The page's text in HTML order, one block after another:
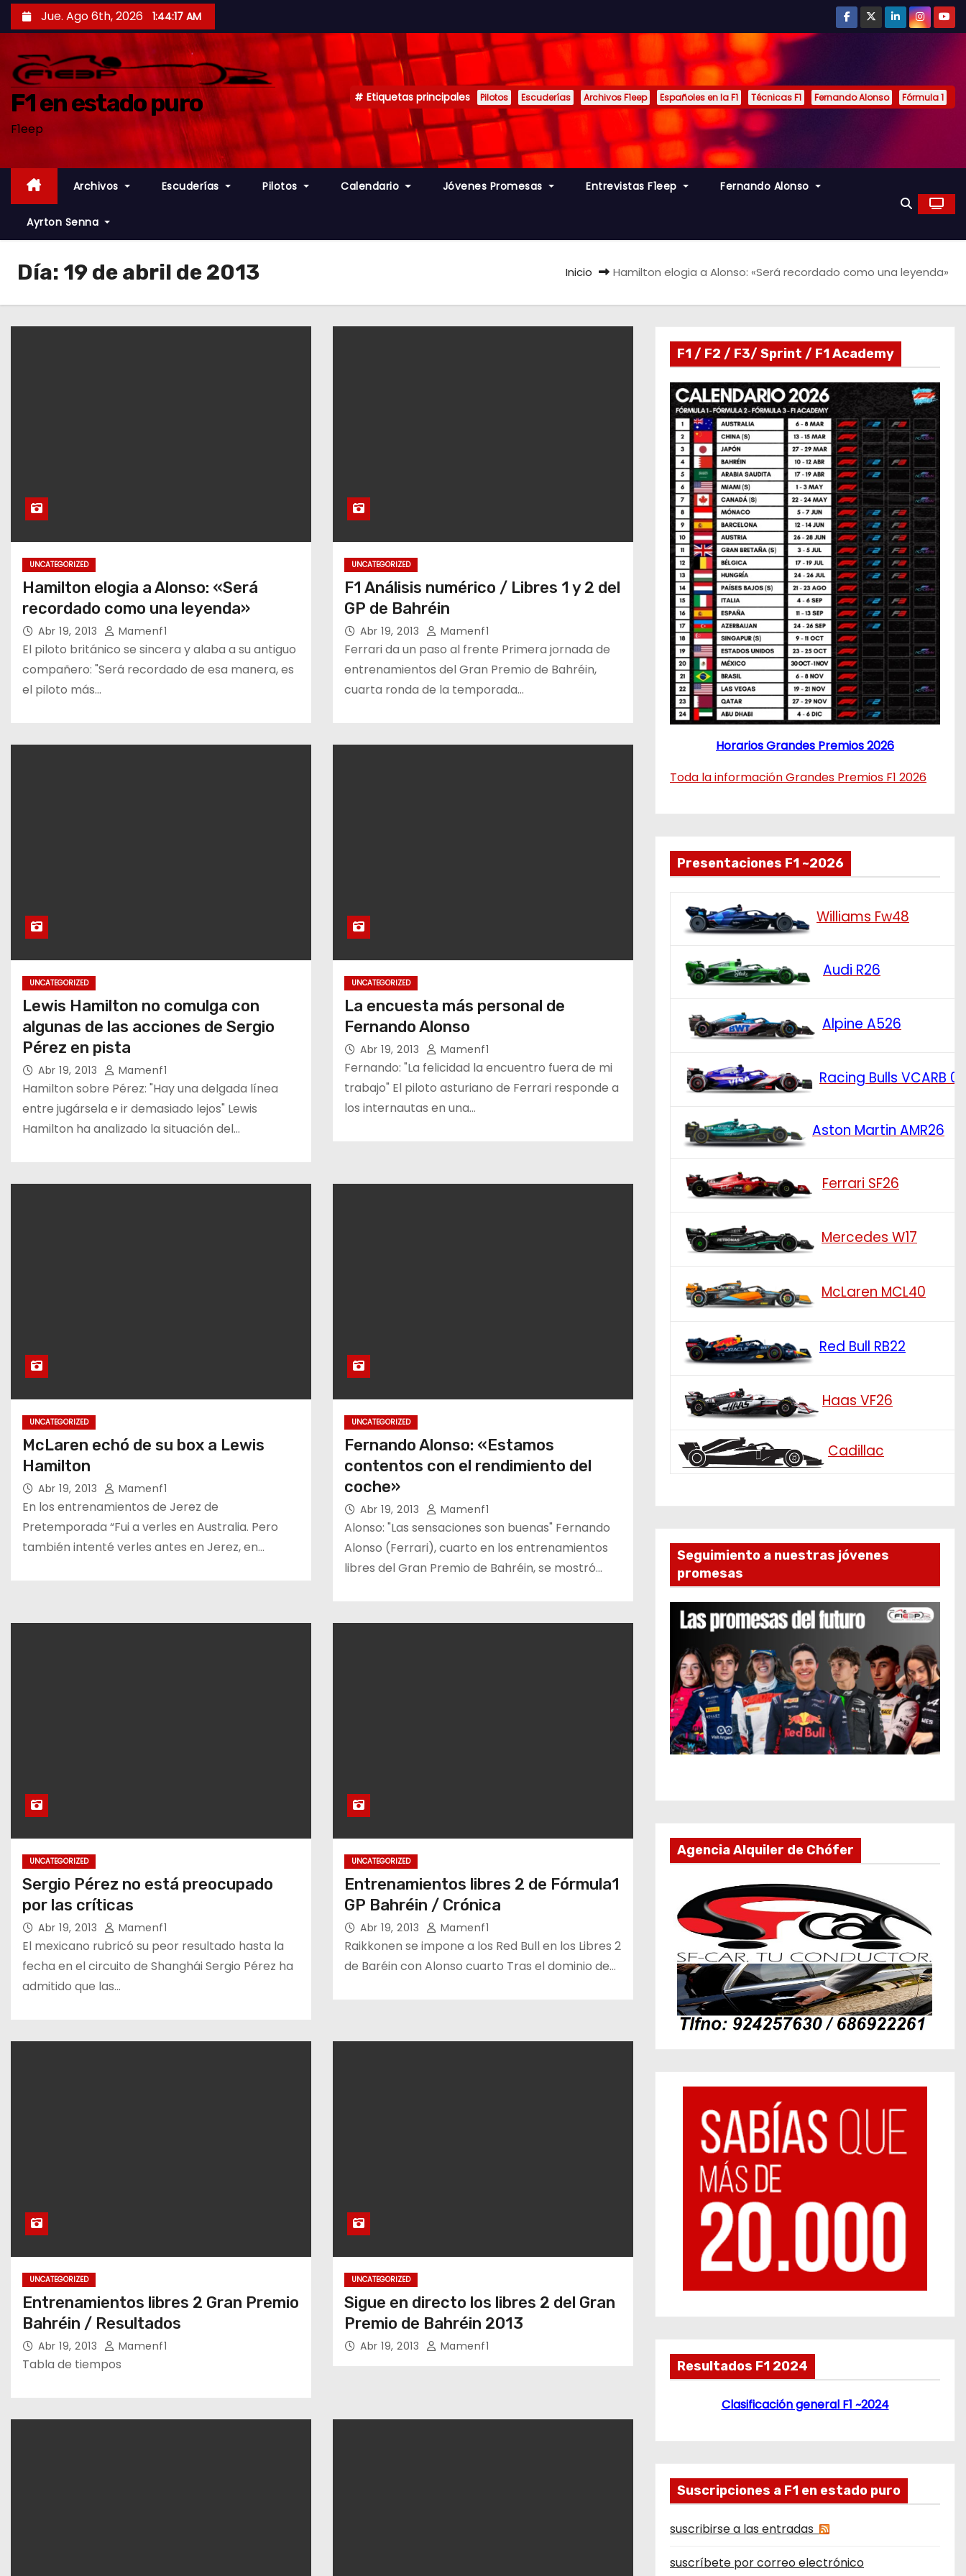
a
c
Jue. Ago 6th, 2026 1:44:18 AM
F1 en estado puro
F1eep
Etiquetas principales Pilotos Escuderías Archivos F1eep Españoles en la F1 Técnicas F1 Fernando Alonso Fórmula 1
Archivos Escuderías Pilotos Calendario Jóvenes Promesas Entrevistas F1eep Fernando Alonso
Ayrton Senna
Día: 19 de abril de 2013 Inicio Hamilton elogia a Alonso: «Será recordado como una leyenda»
UNCATEGORIZED
Hamilton elogia a Alonso: «Será
recordado como una leyenda»
Abr 19, 2013 Mamenf1
El piloto británico se sincera y alaba a su antiguo
compañero: "Será recordado de esa manera, es
el piloto más…
UNCATEGORIZED
F1 Análisis numérico / Libres 1 y 2 del
GP de Bahréin
Abr 19, 2013 Mamenf1
Ferrari da un paso al frente Primera jornada de
entrenamientos del Gran Premio de Bahréin,
cuarta ronda de la temporada…
UNCATEGORIZED
Lewis Hamilton no comulga con
algunas de las acciones de Sergio
Pérez en pista
Abr 19, 2013 Mamenf1
Hamilton sobre Pérez: "Hay una delgada línea
entre jugársela e ir demasiado lejos" Lewis
Hamilton ha analizado la situación del…
UNCATEGORIZED
La encuesta más personal de
Fernando Alonso
Abr 19, 2013 Mamenf1
Fernando: "La felicidad la encuentro fuera de mi
trabajo" El piloto asturiano de Ferrari responde a
los internautas en una…
UNCATEGORIZED
McLaren echó de su box a Lewis
Hamilton
Abr 19, 2013 Mamenf1
En los entrenamientos de Jerez de
Pretemporada “Fui a verles en Australia. Pero
también intenté verles antes en Jerez, en…
UNCATEGORIZED
Fernando Alonso: «Estamos
contentos con el rendimiento del
coche»
Abr 19, 2013 Mamenf1
Alonso: "Las sensaciones son buenas" Fernando
Alonso (Ferrari), cuarto en los entrenamientos
libres del Gran Premio de Bahréin, se mostró…
UNCATEGORIZED
Sergio Pérez no está preocupado
por las críticas
Abr 19, 2013 Mamenf1
El mexicano rubricó su peor resultado hasta la
fecha en el circuito de Shanghái Sergio Pérez ha
admitido que las…
UNCATEGORIZED
Entrenamientos libres 2 de Fórmula1
GP Bahréin / Crónica
Abr 19, 2013 Mamenf1
Raikkonen se impone a los Red Bull en los Libres 2
de Baréin con Alonso cuarto Tras el dominio de…
UNCATEGORIZED
Entrenamientos libres 2 Gran Premio
Bahréin / Resultados
Abr 19, 2013 Mamenf1
Tabla de tiempos
UNCATEGORIZED
Sigue en directo los libres 2 del Gran
Premio de Bahréin 2013
Abr 19, 2013 Mamenf1
F1 / F2 / F3/ Sprint / F1 Academy
Horarios Grandes Premios 2026
Toda la información Grandes Premios F1 2026
Presentaciones F1 ~2026
Williams Fw48
Audi R26
Alpine A526
Racing Bulls VCARB 03
Aston Martin AMR26
Ferrari SF26
Mercedes W17
McLaren MCL40
Red Bull RB22
Haas VF26
Cadillac
Seguimiento a nuestras jóvenes
promesas
Agencia Alquiler de Chófer
Resultados F1 2024
Clasificación general F1 ~2024
Suscripciones a F1 en estado puro
suscribirse a las entradas
suscríbete por correo electrónico